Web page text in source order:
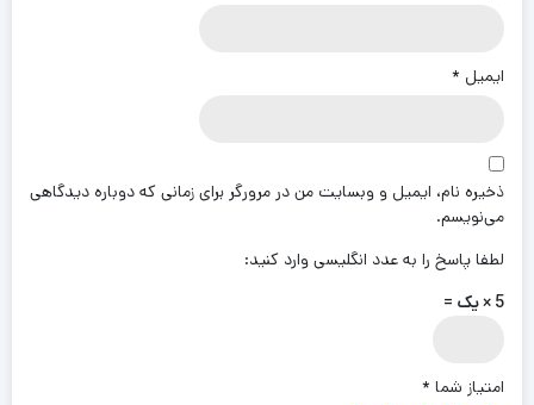
ایمیل *
ذخیره نام، ایمیل و وبسایت من در مرورگر برای زمانی که دوباره دیدگاهی
می‌نویسم.
لطفا پاسخ را به عدد انگلیسی وارد کنید:
5 × یک =
امتیاز شما *